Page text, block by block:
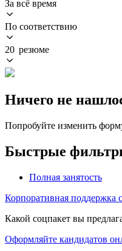
За всё время
По соответствию
20 резюме
Ничего не
Попробуйте изменить
Быстрые
Полная занятость
Корпоративная поддержка
Какой соцпакет вы
Оформляйте кандидатов